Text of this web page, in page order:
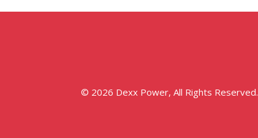
© 2026 Dexx Power, All Rights Reserved.